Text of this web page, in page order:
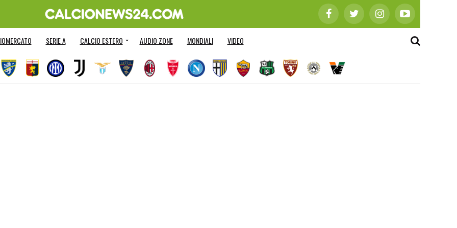
SERIE A CALCIO ESTERO AUDIO ZONE MONDIALI VIDEO